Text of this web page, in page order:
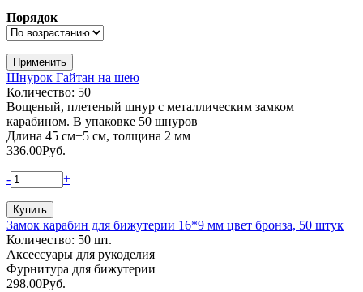
Порядок
Шнурок Гайтан на шею
Количество: 50
Вощеный, плетеный шнур с металлическим замком
карабином. В упаковке 50 шнуров
Длина 45 см+5 см, толщина 2 мм
336.00Руб.
- +
Замок карабин для бижутерии 16*9 мм цвет бронза, 50 штук
Количество: 50 шт.
Аксессуары для рукоделия
Фурнитура для бижутерии
298.00Руб.